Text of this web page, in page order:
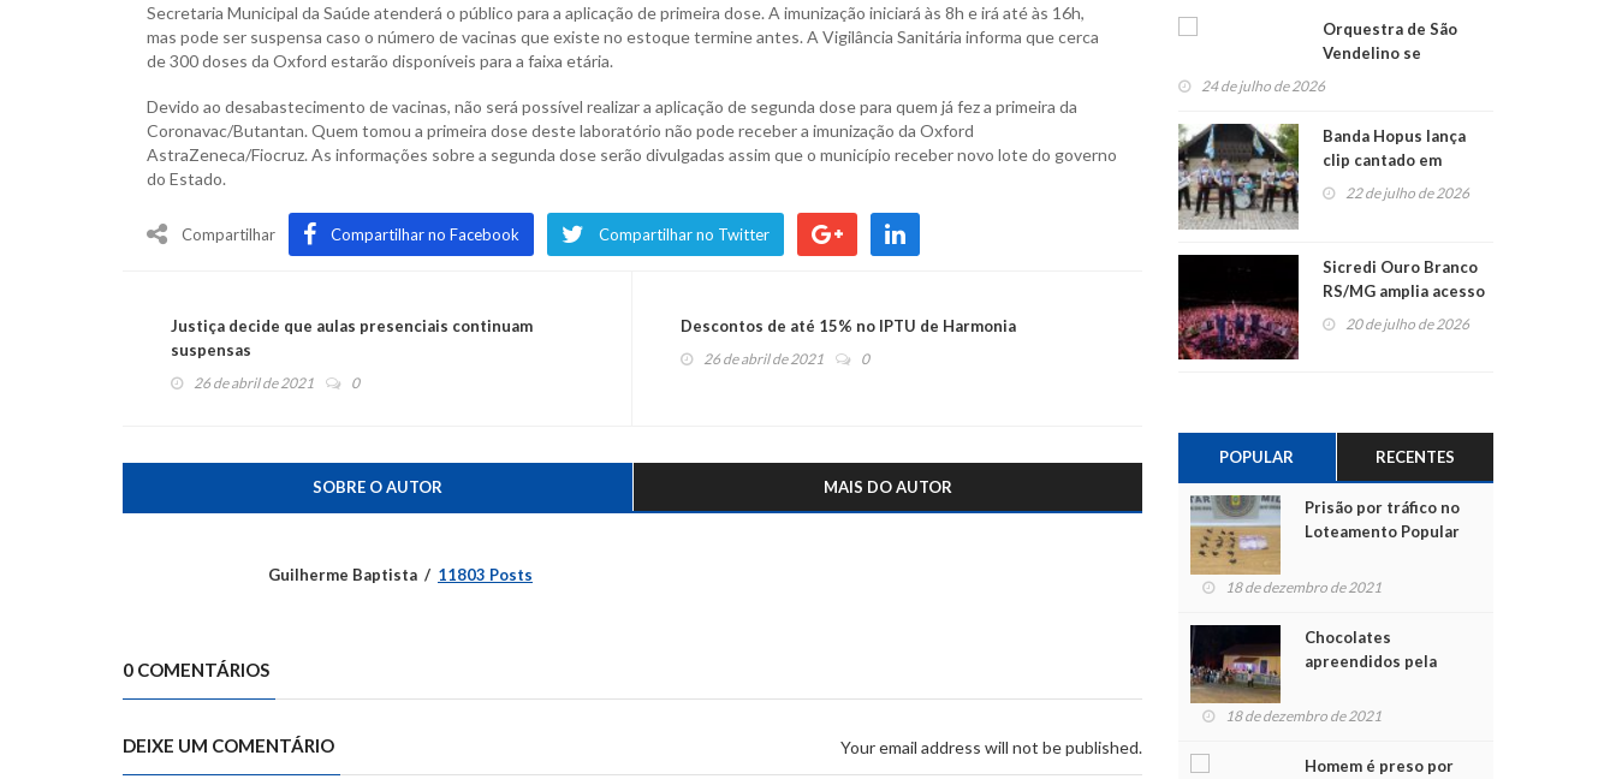
Secretaria Municipal da Saúde atenderá o público para a aplicação de primeira dose. A imunização iniciará às 8h e irá até às 16h,
mas pode ser suspensa caso o número de vacinas que existe no estoque termine antes. A Vigilância Sanitária informa que cerca
de 300 doses da Oxford estarão disponíveis para a faixa etária.
Devido ao desabastecimento de vacinas, não será possível realizar a aplicação de segunda dose para quem já fez a primeira da
Coronavac/Butantan. Quem tomou a primeira dose deste laboratório não pode receber a imunização da Oxford
AstraZeneca/Fiocruz. As informações sobre a segunda dose serão divulgadas assim que o município receber novo lote do governo
do Estado.
Compartilhar Compartilhar no Facebook Compartilhar no Twitter
Justiça decide que aulas presenciais continuam
suspensas
26 de abril de 2021 0
Descontos de até 15% no IPTU de Harmonia
26 de abril de 2021 0
SOBRE O AUTOR MAIS DO AUTOR
Guilherme Baptista 11803 Posts
0 COMENTÁRIOS
DEIXE UM COMENTÁRIO Your email address will not be published.
Orquestra de São
Vendelino se
apresenta na
24 de julho de 2026
Banda Hopus lança
clip cantado em
alemão e inglês
22 de julho de 2026
Sicredi Ouro Branco
RS/MG amplia acesso
ao show dos 45 anos
para mais associados
20 de julho de 2026
POPULAR RECENTES
Prisão por tráfico no
Loteamento Popular
18 de dezembro de 2021
Chocolates
apreendidos pela
para crianças na
18 de dezembro de 2021
Homem é preso por